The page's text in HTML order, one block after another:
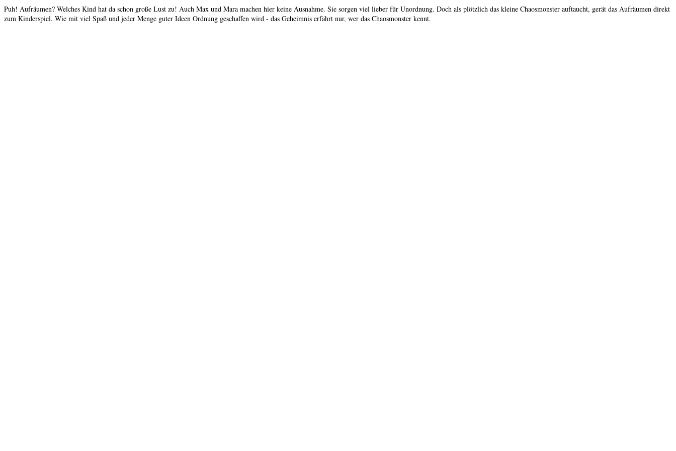
Puh! Aufräumen? Welches Kind hat da schon große Lust zu! Auch Max und Mara machen hier keine Ausnahme. Sie sorgen viel lieber für Unordnung. Doch als plötzlich das kleine Chaosmonster auftaucht, gerät das Aufräumen direkt
zum Kinderspiel. Wie mit viel Spaß und jeder Menge guter Ideen Ordnung geschaffen wird - das Geheimnis erfährt nur, wer das Chaosmonster kennt.